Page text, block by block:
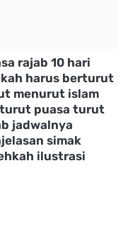
rajab 10 hari
harus berturut
menurut islam
puasa turut
jadwalnya
simak
ilustrasi